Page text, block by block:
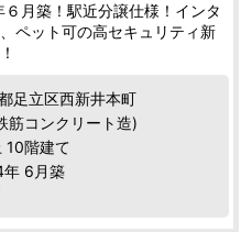
６月築！駅近分譲仕様！インタ
ペット可の高セキュリティ新
足立区西新井本町
筋コンクリート造)
10階建て
6月築